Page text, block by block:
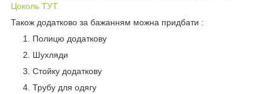
Цоколь ТУТ.
Також додатково за бажанням можна придбати :
Полицю додаткову
Шухляди
Стойку додаткову
Трубу для одягу